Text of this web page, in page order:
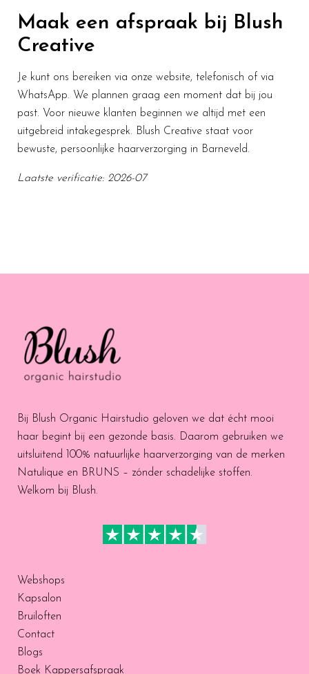
Maak een afspraak bij Blush
Creative
Je kunt ons bereiken via onze website, telefonisch of via
WhatsApp. We plannen graag een moment dat bij jou
past. Voor nieuwe klanten beginnen we altijd met een
uitgebreid intakegesprek. Blush Creative staat voor
bewuste, persoonlijke haarverzorging in Barneveld.
Laatste verificatie: 2026-07
Bij Blush Organic Hairstudio geloven we dat écht mooi
haar begint bij een gezonde basis. Daarom gebruiken we
uitsluitend 100% natuurlijke haarverzorging van de merken
Natulique en BRUNS – zónder schadelijke stoffen.
Welkom bij Blush.
Webshops
Kapsalon
Bruiloften
Contact
Blogs
Boek Kappersafspraak